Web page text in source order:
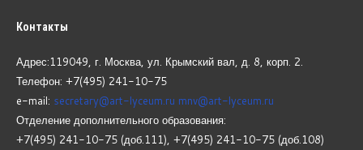
Контакты
Адрес:119049, г. Москва, ул. Крымский вал, д. 8, корп. 2.
Телефон: +7(495) 241-10-75
e-mail: secretary@art-lyceum.ru mnv@art-lyceum.ru
Отделение дополнительного образования:
+7(495) 241-10-75 (доб.111), +7(495) 241-10-75 (доб.108)